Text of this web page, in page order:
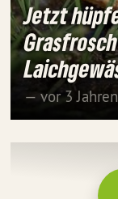
Jetzt
— vor 3 Jahren